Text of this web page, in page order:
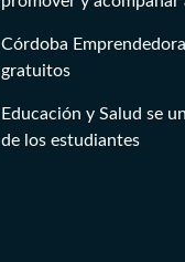
Córdoba
gratuitos
Educación y Salud se
de los estudiantes